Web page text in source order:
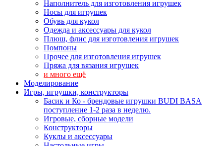
Наполнитель для изготовления игрушек
Носы для игрушек
Обувь для кукол
Одежда и аксессуары для кукол
Плюш, флис для изготовления игрушек
Помпоны
Прочее для изготовления игрушек
Пряжа для вязания игрушек
и много ещё
Моделирование
Игры, игрушки, конструкторы
Басик и Ко - брендовые игрушки BUDI BASA
поступление 1-2 раза в неделю.
Игровые, сборные модели
Конструкторы
Куклы и аксессуары